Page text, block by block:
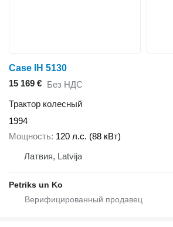
Case IH 5130
15 169 € Без НДС
Трактор колесный
1994
Мощность 120 л.с. (88 кВт)
Латвия, Latvija
Petriks un Ko